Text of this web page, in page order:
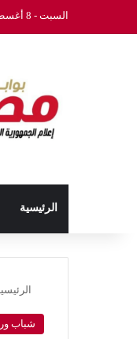
السبت - 8 أغسطس 2026
الرئيسية
شباب